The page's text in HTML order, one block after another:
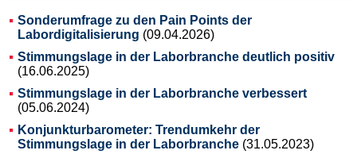
Sonderumfrage zu den Pain Points der
Labordigitalisierung (09.04.2026)
Stimmungslage in der Laborbranche deutlich positiv
(16.06.2025)
Stimmungslage in der Laborbranche verbessert
(05.06.2024)
Konjunkturbarometer: Trendumkehr der
Stimmungslage in der Laborbranche (31.05.2023)